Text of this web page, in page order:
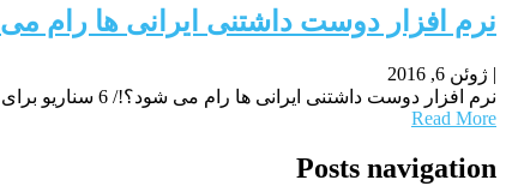
نرم افزار دوست داشتنی ایرانی ها رام می شود؟!/ 6 سناریو برای
| ژوئن 6, 2016
نرم افزار دوست داشتنی ایرانی ها رام می شود؟!/ 6 سناریو برای آینده «تلگرام»تلگرام بر لبه تیغ؛ نرم افزار دوست داشتنی ایرانی ها رام می شود؟!/ 6 سناریو
Read More
Posts navigation